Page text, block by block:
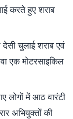
करते हुए शराब
चुलाई शराब एवं
एक मोटरसाइकिल
लोगों में आठ वारंटी
अभियुक्तों की